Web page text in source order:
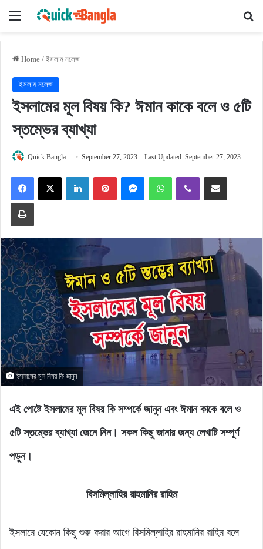
Menu
Home / ইসলাম নলেজ
ইসলাম নলেজ
ইসলামের মূল বিষয় কি? ঈমান কাকে বলে ও ৫টি
স্তম্ভের ব্যাখ্যা
Quick Bangla September 27, 2023 Last Updated: September 27, 2023
FacebookX LinkedInPinterestMessengerWhatsAppViber Share via Email
Print
ইসলামের মূল বিষয় কি জানুন
এই পোষ্টে ইসলামের মূল বিষয় কি সম্পর্কে জানুন এবং ঈমান কাকে বলে ও
৫টি স্তম্ভের ব্যাখ্যা জেনে নিন। সকল কিছু জানার জন্য লেখাটি সম্পূর্ণ
পড়ুন।
বিসমিল্লাহির রাহমানির রাহিম
ইসলামে যেকোন কিছু শুরু করার আগে বিসমিল্লাহির রাহমানির রাহিম বলে